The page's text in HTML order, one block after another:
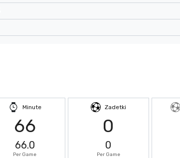
Minute
66
66.0
Per Game
Zadetki
0
0
Per Game